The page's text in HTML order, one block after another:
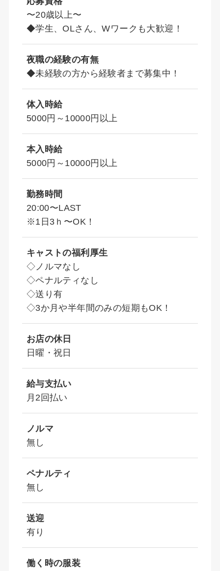
〜20歳以上〜
◆学生、OLさん、Wワークも大歓迎！
夜職の経験の有無
◆未経験の方から経験者まで募集中！
体入時給
5000円～10000円以上
本入時給
5000円～10000円以上
勤務時間
20:00〜LAST
※1日3ｈ〜OK！
キャストの福利厚生
◇ノルマなし
◇ペナルティなし
◇送り有
◇3か月や半年間のみの短期もOK！
お店の休日
日曜・祝日
給与支払い
月2回払い
ノルマ
無し
ペナルティ
無し
送迎
有り
働く時の服装